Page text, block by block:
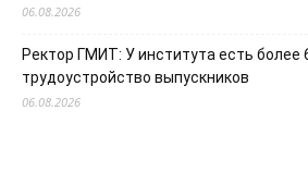
06.08.2026
Ректор ГМИТ: У института есть более
трудоустройство выпускников
06.08.2026